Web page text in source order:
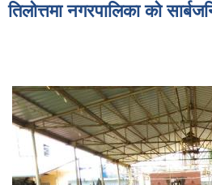
तिलोत्तमा नगरपालिका को